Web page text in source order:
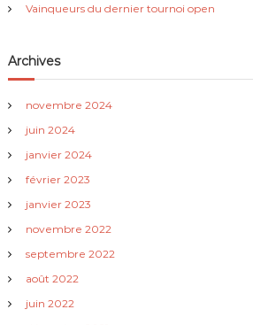
a
t
i
o
n
d
e
l
Vainqueurs du dernier tournoi open
Archives
novembre 2024
juin 2024
janvier 2024
février 2023
janvier 2023
novembre 2022
septembre 2022
août 2022
juin 2022